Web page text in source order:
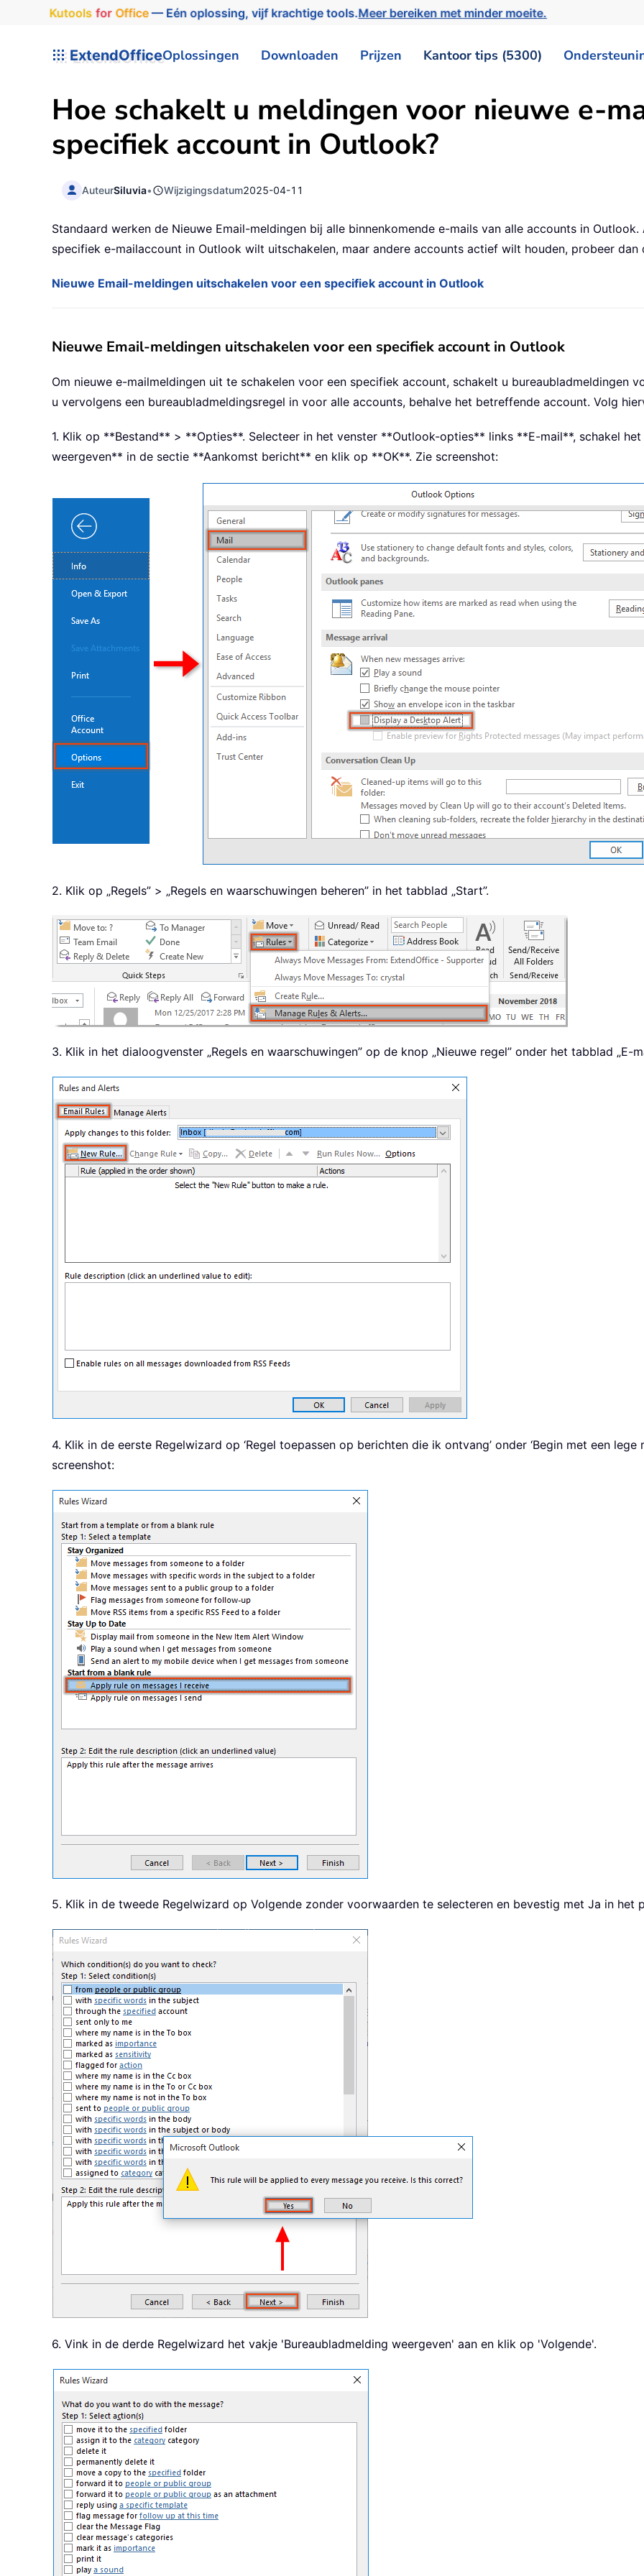
Kutools for Office— Eén oplossing, vijf krachtige tools.Meer bereiken met minder moeite.
ExtendOfficeOplossingen Downloaden Prijzen Kantoor tips (5300)
Hoe schakelt u meldingen voor nieuwe e-
specifiek account in Outlook?
AuteurSiluvia• Wijzigingsdatum2025-04-11
Standaard werken de Nieuwe Email-meldingen bij alle binnenkomende e-mails van alle accounts in
specifiek e-mailaccount in Outlook wilt uitschakelen, maar andere accounts actief wilt houden, probeer dan
Nieuwe Email-meldingen uitschakelen voor een specifiek account in Outlook
Nieuwe Email-meldingen uitschakelen voor een specifiek account in Outlook
Om nieuwe e-mailmeldingen uit te schakelen voor een specifiek account, schakelt u bureaubladmeldingen
u vervolgens een bureaubladmeldingsregel in voor alle accounts, behalve het betreffende account. Volg
1. Klik op **Bestand** > **Opties**. Selecteer in het venster **Outlook-opties** links **E-mail**, schakel
weergeven** in de sectie **Aankomst bericht** en klik op **OK**. Zie screenshot:
2. Klik op „Regels” > „Regels en waarschuwingen beheren” in het tabblad „Start”.
3. Klik in het dialoogvenster „Regels en waarschuwingen” op de knop „Nieuwe regel” onder het tabblad „E-
4. Klik in de eerste Regelwizard op ‘Regel toepassen op berichten die ik ontvang’ onder ‘Begin met een
screenshot:
5. Klik in de tweede Regelwizard op Volgende zonder voorwaarden te selecteren en bevestig met Ja in
6. Vink in de derde Regelwizard het vakje 'Bureaubladmelding weergeven' aan en klik op 'Volgende'.